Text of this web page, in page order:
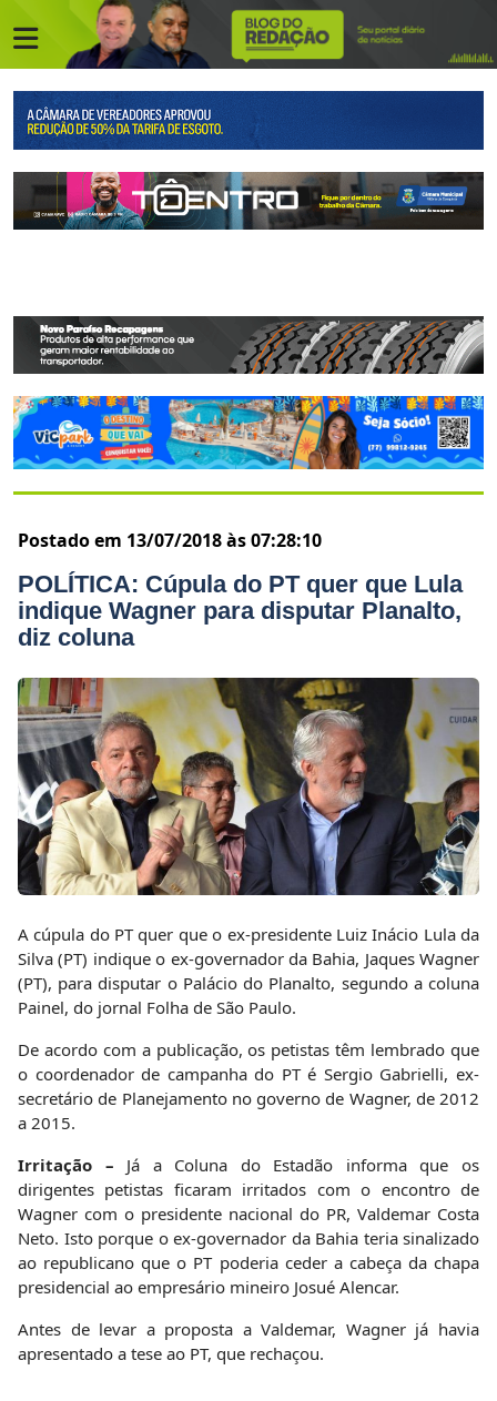
Postado em 13/07/2018 às 07:28:10
POLÍTICA: Cúpula do PT quer que Lula
indique Wagner para disputar Planalto,
diz coluna
A cúpula do PT quer que o ex-presidente Luiz Inácio Lula da
Silva (PT) indique o ex-governador da Bahia, Jaques Wagner
(PT), para disputar o Palácio do Planalto, segundo a coluna
Painel, do jornal Folha de São Paulo.
De acordo com a publicação, os petistas têm lembrado que
o coordenador de campanha do PT é Sergio Gabrielli, ex-
secretário de Planejamento no governo de Wagner, de 2012
a 2015.
Irritação – Já a Coluna do Estadão informa que os
dirigentes petistas ficaram irritados com o encontro de
Wagner com o presidente nacional do PR, Valdemar Costa
Neto. Isto porque o ex-governador da Bahia teria sinalizado
ao republicano que o PT poderia ceder a cabeça da chapa
presidencial ao empresário mineiro Josué Alencar.
Antes de levar a proposta a Valdemar, Wagner já havia
apresentado a tese ao PT, que rechaçou.